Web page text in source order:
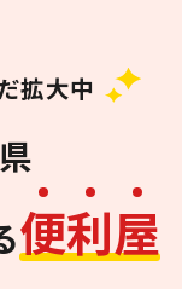
拡大中
便利屋